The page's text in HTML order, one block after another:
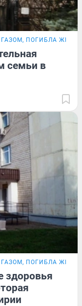
ГАЗОМ, ПОГИБЛА
семьи в
ГАЗОМ, ПОГИБЛА
здоровья